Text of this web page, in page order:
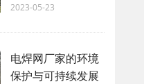
2023-05-23
电焊网厂家的环境
保护与可持续发展